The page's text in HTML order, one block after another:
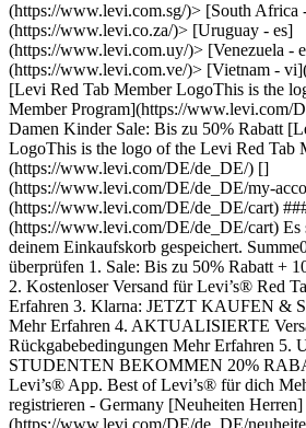
(https://www.levi.com.sg/)> [South Africa
(https://www.levi.co.za/)> [Uruguay - es]
(https://www.levi.com.uy/)> [Venezuela -
(https://www.levi.com.ve/)> [Vietnam -
[Levi Red Tab Member LogoThis is the
Member Program](https://www.levi.com/
Damen Kinder Sale: Bis zu 50% Rabatt
LogoThis is the logo of the Levi Red Tab
(https://www.levi.com/DE/de_DE/) []
(https://www.levi.com/DE/de_DE/my-
(https://www.levi.com/DE/de_DE/cart)
(https://www.levi.com/DE/de_DE/cart)
deinem Einkaufskorb gespeichert.
überprüfen 1. Sale: Bis zu 50% Rabatt +
2. Kostenloser Versand für Levi’s® Red
Erfahren 3. Klarna: JETZT KAUFEN &
Mehr Erfahren 4. AKTUALISIERTE
Rückgabebedingungen Mehr Erfahren 5.
STUDENTEN BEKOMMEN 20%
Levi’s® App. Best of Levi’s® für dich